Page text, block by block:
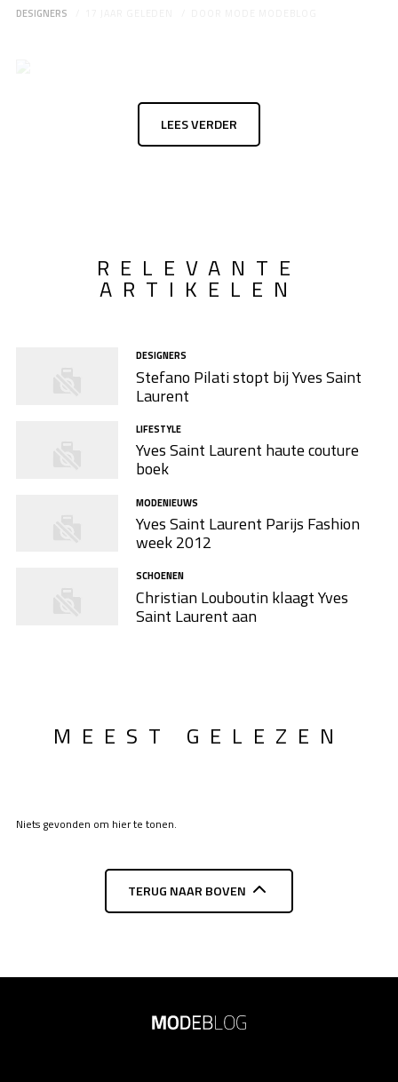
DESIGNERS
LEES VERDER
RELEVANTE
ARTIKELEN
DESIGNERS
Stefano Pilati stopt bij Yves Saint
Laurent
LIFESTYLE
Yves Saint Laurent haute couture
boek
MODENIEUWS
Yves Saint Laurent Parijs Fashion
week 2012
SCHOENEN
Christian Louboutin klaagt Yves
Saint Laurent aan
MEEST GELEZEN
Niets gevonden om hier te tonen.
TERUG NAAR BOVEN